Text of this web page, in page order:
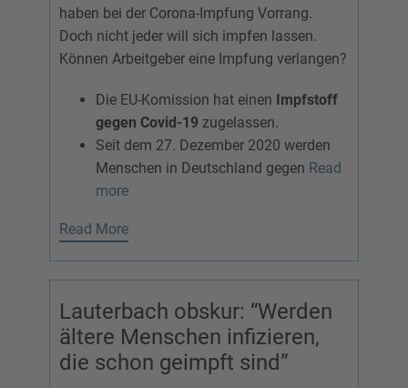
haben bei der Corona-Impfung Vorrang.
Doch nicht jeder will sich impfen lassen.
Können Arbeitgeber eine Impfung verlangen?
Die EU-Komission hat einen Impfstoff
gegen Covid-19 zugelassen.
Seit dem 27. Dezember 2020 werden
Menschen in Deutschland gegen Read
more
Read More
Lauterbach obskur: “Werden
ältere Menschen infizieren,
die schon geimpft sind”